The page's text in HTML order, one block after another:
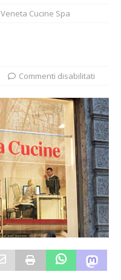
Veneta Cucine Spa
Commenti disabilitati